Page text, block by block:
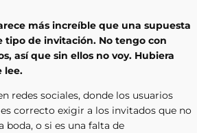
más increíble que una supuesta
tipo de invitación. No tengo con
así que sin ellos no voy. Hubiera
lee.
redes sociales, donde los usuarios
correcto exigir a los invitados que no
boda, o si es una falta de